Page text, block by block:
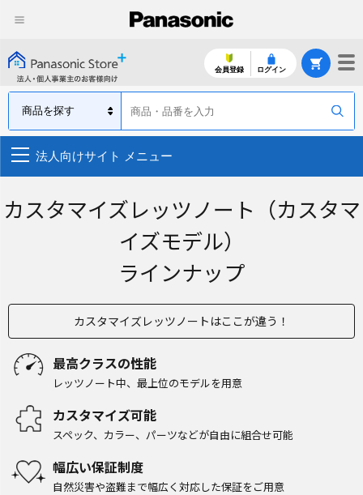
会員登録 ログイン
法人向けサイト メニュー
カスタマイズレッツノート（カスタマ
イズモデル）
ラインナップ
カスタマイズレッツノートはここが違う！
最高クラスの性能
レッツノート中、 最上位のモデルを用意
カスタマイズ可能
スペック、カラー、パーツなどが自由に組合せ可能
幅広い保証制度
自然災害や盗難まで幅広く対応した保証をご用意